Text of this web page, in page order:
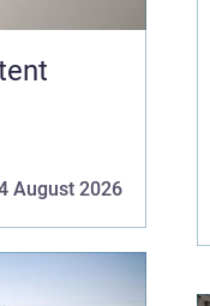
August 2026